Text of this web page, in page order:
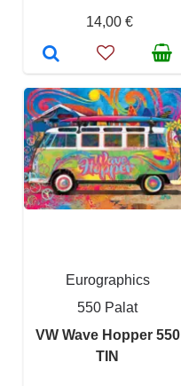
14,00 €
Eurographics
550 Palat
VW Wave Hopper 550
TIN